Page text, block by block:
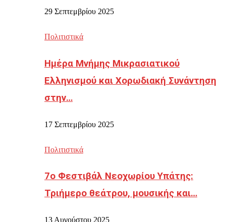
29 Σεπτεμβρίου 2025
Πολιτιστικά
Ημέρα Μνήμης Μικρασιατικού
Ελληνισμού και Χορωδιακή Συνάντηση
στην…
17 Σεπτεμβρίου 2025
Πολιτιστικά
7ο Φεστιβάλ Νεοχωρίου Υπάτης:
Τριήμερο θεάτρου, μουσικής και…
13 Αυγούστου 2025